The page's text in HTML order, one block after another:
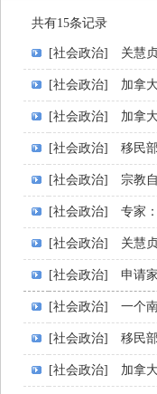
共有15条记录
[社会政治] 关慧
[社会政治] 加拿
[社会政治] 加拿
[社会政治] 移民
[社会政治] 宗教
[社会政治] 专家
[社会政治] 关慧
[社会政治] 申请
[社会政治] 一个
[社会政治] 移民
[社会政治] 加拿